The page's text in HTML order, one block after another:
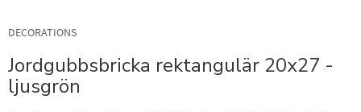
DECORATIONS
Jordgubbsbricka rektangulär 20x27 -
ljusgrön